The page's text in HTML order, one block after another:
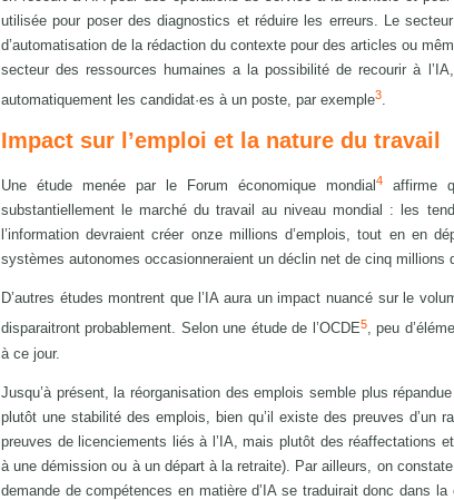
utilisée pour poser des diagnostics et réduire les erreurs. Le
d’automatisation de la rédaction du contexte pour des articles ou
secteur des ressources humaines a la possibilité de recourir à
automatiquement les candidat·es à un poste, par exemple3
Impact sur l’emploi et la nature du travail
Une étude menée par le Forum économique mondial4
affirme
substantiellement le marché du travail au niveau mondial : les
l’information devraient créer onze millions d’emplois, tout en en
systèmes autonomes occasionneraient un déclin net de cinq millions
D’autres études montrent que l’IA aura un impact nuancé sur le
disparaitront probablement. Selon une étude de l’OCDE5, peu
à ce jour.
Jusqu’à présent, la réorganisation des emplois semble plus
plutôt une stabilité des emplois, bien qu’il existe des preuves d’un
preuves de licenciements liés à l’IA, mais plutôt des réaffectations
à une démission ou à un départ à la retraite). Par ailleurs, on
demande de compétences en matière d’IA se traduirait donc dans la